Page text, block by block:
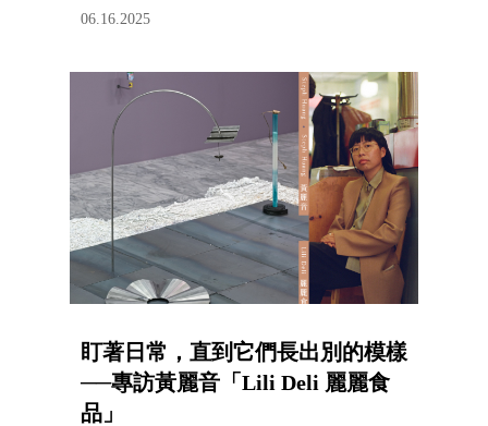
06.16.2025
盯著日常，直到它們長出別的模樣
──專訪黃麗音「Lili Deli 麗麗食
品」